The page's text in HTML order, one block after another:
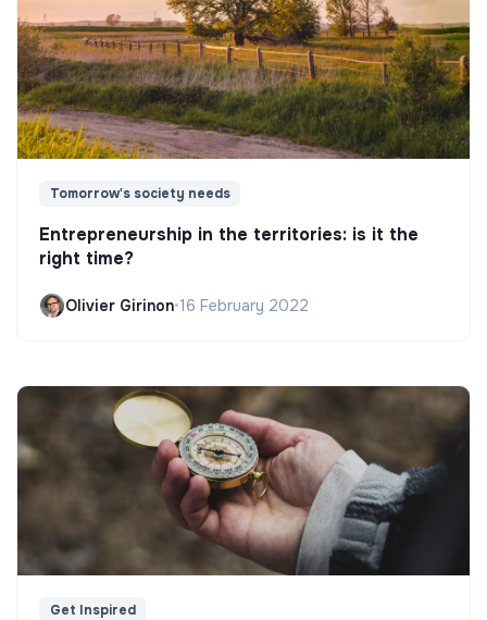
Tomorrow's society needs
Entrepreneurship in the territories: is it the
right time?
Olivier Girinon•16 February 2022
Get Inspired